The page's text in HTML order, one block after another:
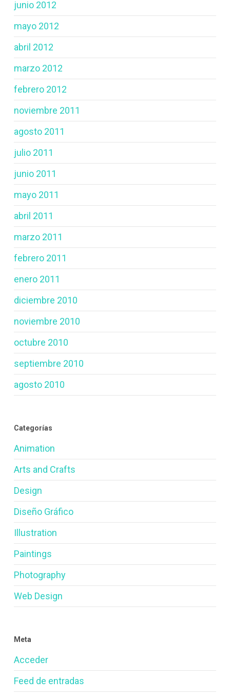
junio 2012
mayo 2012
abril 2012
marzo 2012
febrero 2012
noviembre 2011
agosto 2011
julio 2011
junio 2011
mayo 2011
abril 2011
marzo 2011
febrero 2011
enero 2011
diciembre 2010
noviembre 2010
octubre 2010
septiembre 2010
agosto 2010
Categorías
Animation
Arts and Crafts
Design
Diseño Gráfico
Illustration
Paintings
Photography
Web Design
Meta
Acceder
Feed de entradas